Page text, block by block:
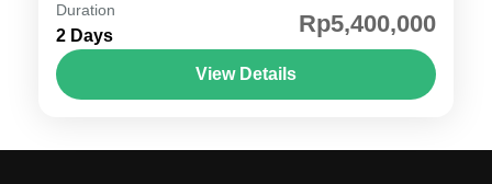
リマンタン島のジャングルにあるヒタム川で
川下り。運が良ければテングザルをみれるか
約3時間ほどトレッキングします。多様性豊か
赤道 が通る国は14カ国あり、アジア では唯一
インドネシアのカリマンタン島 に ポンティア
ナック があります。 ポンティアナック は人口
50万人余りの比較的大きな地方都市で、陸路
Duration
2 Days Rp5,400,000
View Details